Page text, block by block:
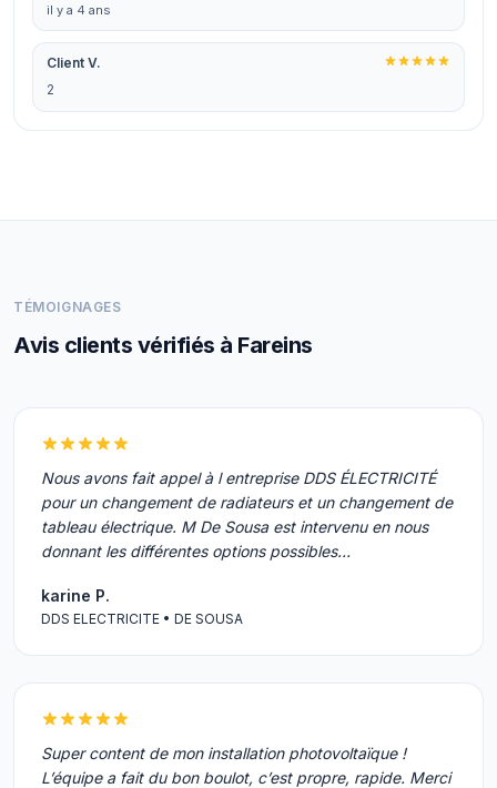
il y a 4 ans
Client V.
2
TÉMOIGNAGES
Avis clients vérifiés à Fareins
Nous avons fait appel à l entreprise DDS ÉLECTRICITÉ
pour un changement de radiateurs et un changement de
tableau électrique. M De Sousa est intervenu en nous
donnant les différentes options possibles…
karine P.
DDS ELECTRICITE • DE SOUSA
Super content de mon installation photovoltaïque !
L’équipe a fait du bon boulot, c’est propre, rapide. Merci